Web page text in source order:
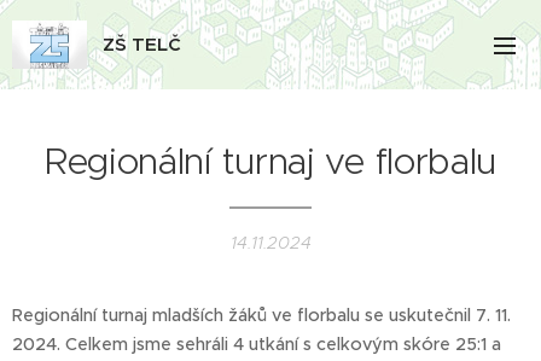
ZŠ TELČ
Regionální turnaj ve florbalu
14.11.2024
Regionální turnaj mladších žáků ve florbalu se uskutečnil 7. 11.
2024. Celkem jsme sehráli 4 utkání s celkovým skóre 25:1 a